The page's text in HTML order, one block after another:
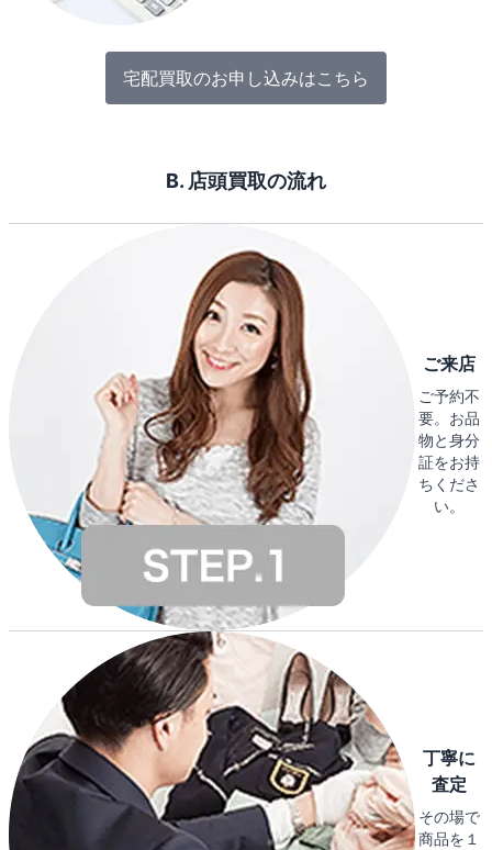
宅配買取のお申し込みはこちら
B. 店頭買取の流れ
ご来店
ご予約不
要。お品
物と身分
証をお持
ちくださ
い。
丁寧に
査定
その場で
商品を１